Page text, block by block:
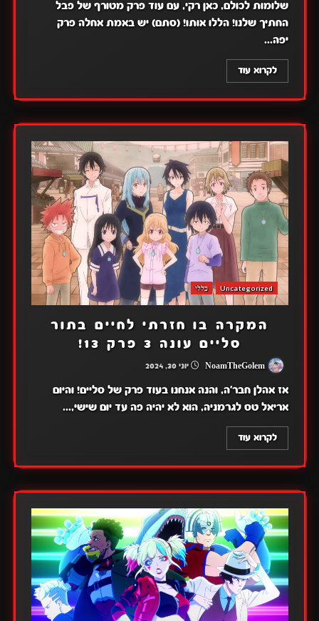
שלומות לכולם, כאן רקי, עם עוד פרק מטורף של פבל
החתיך שלנו! הללו אותו! (סתם) יש באמת אחלה פרק
יפה...
לקרוא עוד
Uncategorized כללי
המקרה בו חזרתי לחיים בתור
סליים עונה 3 פרק 13!
NoamTheGolem יוני 30, 2024
אז אהלן חבר'ה, והנה אנחנו בעוד פרק של סליים! והיום
אריאל טס לגרמניה, הוא לא יהיה פה עד יום שישי,...
לקרוא עוד